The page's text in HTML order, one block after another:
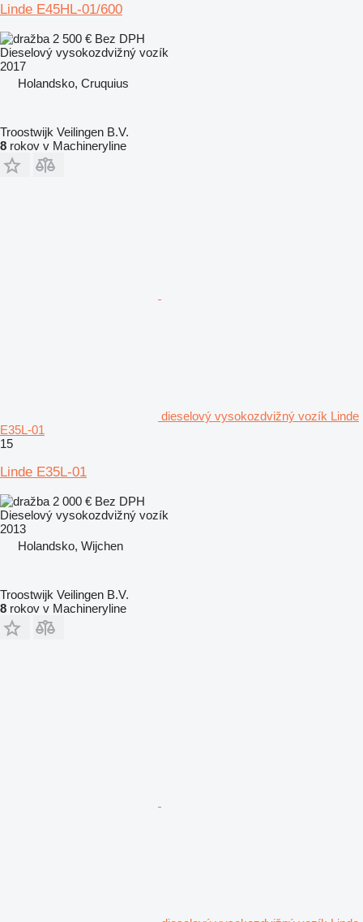
Linde E45HL-01/600
2 500 € Bez DPH
Dieselový vysokozdvižný vozík
2017
Holandsko, Cruquius
Troostwijk Veilingen B.V.
8 rokov v Machineryline
dieselový vysokozdvižný vozík Linde
E35L-01
15
Linde E35L-01
2 000 € Bez DPH
Dieselový vysokozdvižný vozík
2013
Holandsko, Wijchen
Troostwijk Veilingen B.V.
8 rokov v Machineryline